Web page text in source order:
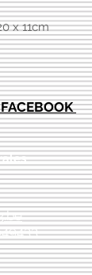
x 11cm